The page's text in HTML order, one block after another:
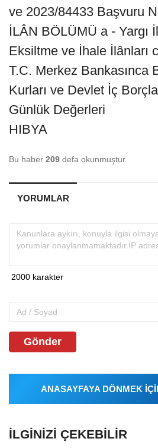
ve 2023/84433 Başvuru
İLÂN BÖLÜMÜ a - Yargı
Eksiltme ve İhale İlânları
T.C. Merkez Bankasınca
Kurları ve Devlet İç
Günlük Değerleri
HIBYA
Bu haber 209 defa okunmuştur.
YORUMLAR
Gönder
ANASAYFAYA DÖNMEK
İLGINIZI ÇEKEBILIR